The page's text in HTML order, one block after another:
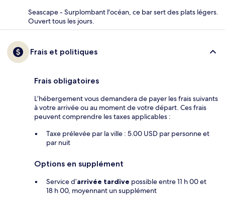
Seascape - Surplombant l'océan, ce bar sert des plats légers.
Ouvert tous les jours.
Frais et politiques
Frais obligatoires
L’hébergement vous demandera de payer les frais suivants
à votre arrivée ou au moment de votre départ. Ces frais
peuvent comprendre les taxes applicables :
Taxe prélevée par la ville : 5.00 USD par personne et
par nuit
Options en supplément
Service d’arrivée tardive possible entre 11 h 00 et
18 h 00, moyennant un supplément